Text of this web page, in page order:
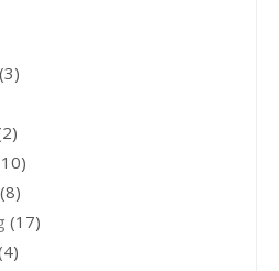
(3)
(8)
(17)